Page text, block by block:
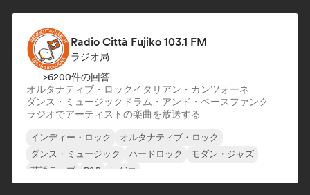
Radio Città Fujiko 103.1 FM
ラジオ局
>6200件の回答
オルタナティブ・ロックイタリアン・カンツォーネ
ダンス・ミュージック ドラム・アンド・ベースファンク
ラジオでアーティストの楽曲を放送する
インディー・ロック
オルタナティブ・ロック
ダンス・ミュージック
ハードロック
モダン・ジャズ
英語ラップ
R&B レゲエ